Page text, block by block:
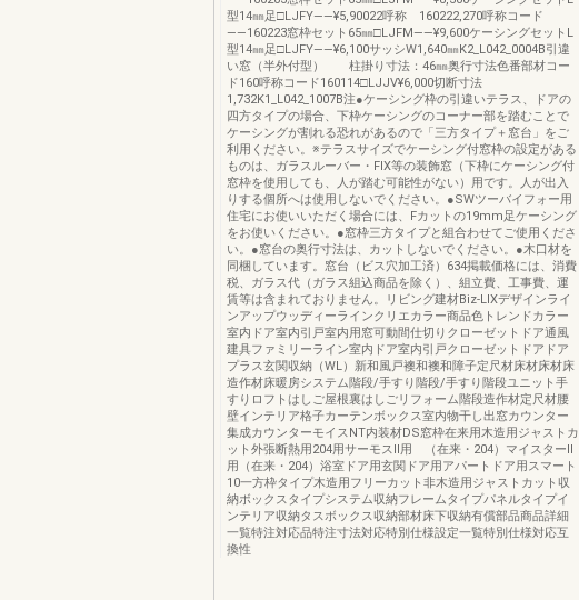
型14㎜足□LJFY――¥5,90022呼称 160222,270呼称コード
――160223窓枠セット65㎜□LJFM――¥9,600ケーシングセットL
型14㎜足□LJFY――¥6,100サッシW1,640㎜K2_L042_0004B引違
い窓（半外付型） 柱掛り寸法：46㎜奥行寸法色番部材コー
ド160呼称コード160114□LJJV¥6,000切断寸法
1,732K1_L042_1007B注●ケーシング枠の引違いテラス、ドアの
四方タイプの場合、下枠ケーシングのコーナー部を踏むことで
ケーシングが割れる恐れがあるので「三方タイプ＋窓台」をご
利用ください。※テラスサイズでケーシング付窓枠の設定がある
ものは、ガラスルーバー・FIX等の装飾窓（下枠にケーシング付
窓枠を使用しても、人が踏む可能性がない）用です。人が出入
りする個所へは使用しないでください。●SWツーバイフォー用
住宅にお使いいただく場合には、Fカットの19mm足ケーシング
をお使いください。●窓枠三方タイプと組合わせてご使用くださ
い。●窓台の奥行寸法は、カットしないでください。●木口材を
同梱しています。窓台（ビス穴加工済）634掲載価格には、消費
税、ガラス代（ガラス組込商品を除く）、組立費、工事費、運
賃等は含まれておりません。リビング建材Biz-LIXデザインライ
ンアップウッディーラインクリエカラー商品色トレンドカラー
室内ドア室内引戸室内用窓可動間仕切りクローゼットドア通風
建具ファミリーライン室内ドア室内引戸クローゼットドアドア
プラス玄関収納（WL）新和風戸襖和襖和障子定尺材床材床材床
造作材床暖房システム階段/手すり階段/手すり階段ユニット手
すりロフトはしご屋根裏はしごリフォーム階段造作材定尺材腰
壁インテリア格子カーテンボックス室内物干し出窓カウンター
集成カウンターモイスNT内装材DS窓枠在来用木造用ジャストカ
ット外張断熱用204用サーモスⅡ用 （在来・204）マイスターⅡ
用（在来・204）浴室ドア用玄関ドア用アパートドア用スマート
10一方枠タイプ木造用フリーカット非木造用ジャストカット収
納ボックスタイプシステム収納フレームタイプパネルタイプイ
ンテリア収納タスボックス収納部材床下収納有償部品商品詳細
一覧特注対応品特注寸法対応特別仕様設定一覧特別仕様対応互
換性